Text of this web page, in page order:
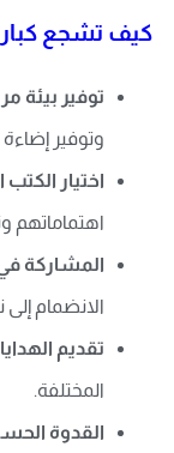
كيف تشجع كبار
توفير بيئة
وتوفير
اختيار
اهتماماتهم
المشاركة في
الانضمام إلى
تقديم
المختلفة.
القدوة